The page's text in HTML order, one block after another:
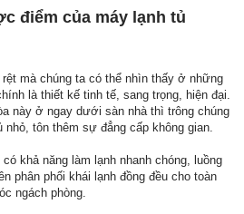
điểm của máy lạnh tủ
mà chúng ta có thể nhìn thấy ở những
là thiết kế tinh tế, sang trọng, hiện đại.
này ở ngay dưới sàn nhà thì trông chúng
tôn thêm sự đẳng cấp không gian.
khả năng làm lạnh nhanh chóng, luồng
phân phối khái lạnh đồng đều cho toàn
ngách phòng.